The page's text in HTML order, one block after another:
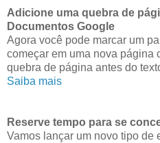
Adicione uma quebra de
Documentos Google
Agora você pode marcar um
começar em uma nova página
quebra de página antes do
Saiba mais
Reserve tempo para se
Vamos lançar um novo tipo de